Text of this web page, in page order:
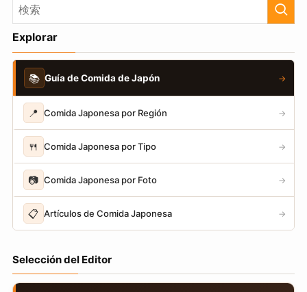
Explorar
📚 Guía de Comida de Japón →
📍 Comida Japonesa por Región →
🍴 Comida Japonesa por Tipo →
📷 Comida Japonesa por Foto →
📋 Artículos de Comida Japonesa →
Selección del Editor